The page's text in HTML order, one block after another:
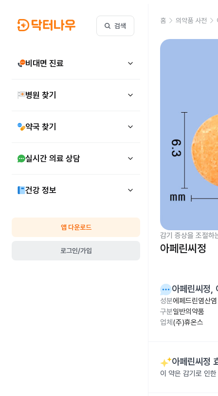
검색
비대면 진료
병원 찾기
약국 찾기
실시간 의료 상담
건강 정보
앱 다운로드
로그인/가입
홈 의약품 사전
감기 증상을 조절하
아페린씨정
아페린씨정,
성분에페드린염산
구분일반의약품
업체 (주)휴온스
아페린씨정
이 약은 감기로 인